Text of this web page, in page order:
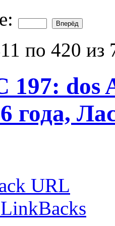
по 420 из
197: dos
года,
URL